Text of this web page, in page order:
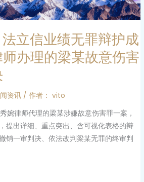
立信业绩无罪辩护成
办理的梁某故意伤害
资讯 / 作者： vito
婉律师代理的梁某涉嫌故意伤害罪一案，
提出详细、重点突出、含可视化表格的辩
销一审判决、依法改判梁某无罪的终审判